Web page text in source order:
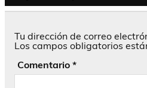
Tu dirección de correo
Los campos obligatorios
Comentario *